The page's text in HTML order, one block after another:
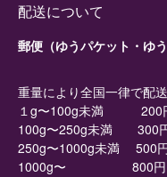
配送について
郵便（ゆうパケット・ゆう
重量により全国一律で配
１g〜100g未満 200
100g〜250g未満 300
250g〜1000g未満 500
1000g〜 800円